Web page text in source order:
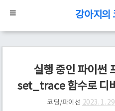
강아지의
실행 중인 파이썬
set_trace 함수로 디
코딩/파이선 2023. 1.